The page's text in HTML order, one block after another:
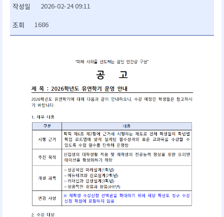
작성일 2026-02-24 09:11
조회 1686